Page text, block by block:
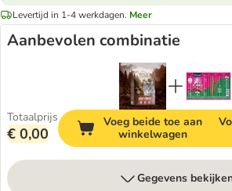
Levertijd in 1-4 werkdagen. Meer
Aanbevolen combinatie
Totaalprijs
€ 0,00
Voeg beide toe aan
winkelwagen
Gegevens